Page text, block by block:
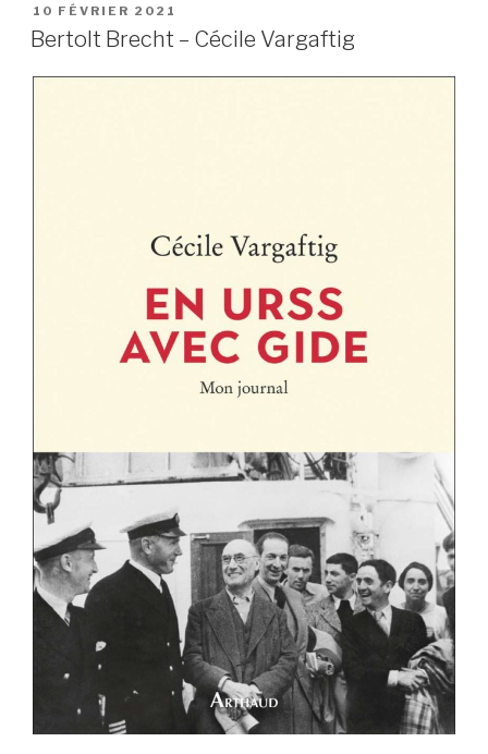
PUBLIÉ
LE
10 FÉVRIER 2021
Bertolt Brecht – Cécile Vargaftig